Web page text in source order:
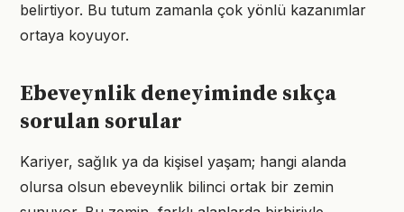
belirtiyor. Bu tutum zamanla çok yönlü kazanımlar
ortaya koyuyor.
Ebeveynlik deneyiminde sıkça
sorulan sorular
Kariyer, sağlık ya da kişisel yaşam; hangi alanda
olursa olsun ebeveynlik bilinci ortak bir zemin